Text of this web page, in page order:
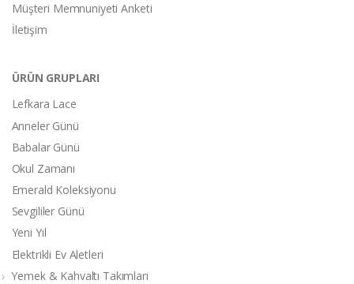
Müşteri Memnuniyeti Anketi
İletişim
ÜRÜN GRUPLARI
Lefkara Lace
Anneler Günü
Babalar Günü
Okul Zamanı
Emerald Koleksiyonu
Sevgililer Günü
Yeni Yıl
Elektrikli Ev Aletleri
Yemek & Kahvaltı Takımları